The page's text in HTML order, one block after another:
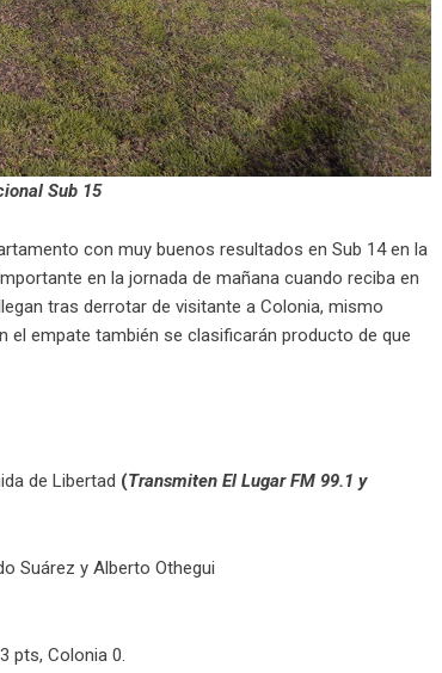
Sub 15
con muy buenos resultados en Sub 14 en la
en la jornada de mañana cuando reciba en
tras derrotar de visitante a Colonia, mismo
el empate también se clasificarán producto de que
de Libertad (Transmiten El Lugar FM 99.1 y
Suárez y Alberto Othegui
pts, Colonia 0.